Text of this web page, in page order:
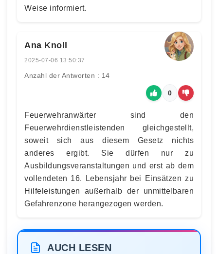
Weise informiert.
Ana Knoll
2025-07-06 13:50:37
Anzahl der Antworten : 14
0
Feuerwehranwärter sind den
Feuerwehrdienstleistenden gleichgestellt,
soweit sich aus diesem Gesetz nichts
anderes ergibt. Sie dürfen nur zu
Ausbildungsveranstaltungen und erst ab dem
vollendeten 16. Lebensjahr bei Einsätzen zu
Hilfeleistungen außerhalb der unmittelbaren
Gefahrenzone herangezogen werden.
AUCH LESEN